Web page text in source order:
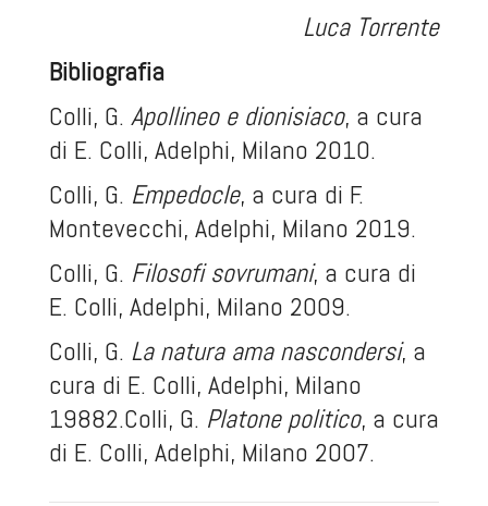
Luca Torrente
Bibliografia
Colli, G. Apollineo e dionisiaco, a cura
di E. Colli, Adelphi, Milano 2010.
Colli, G. Empedocle, a cura di F.
Montevecchi, Adelphi, Milano 2019.
Colli, G. Filosofi sovrumani, a cura di
E. Colli, Adelphi, Milano 2009.
Colli, G. La natura ama nascondersi, a
cura di E. Colli, Adelphi, Milano
19882.Colli, G. Platone politico, a cura
di E. Colli, Adelphi, Milano 2007.